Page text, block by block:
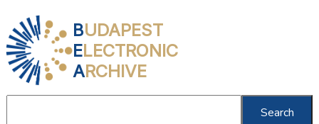
BUDAPEST
ELECTRONIC
ARCHIVE
Search